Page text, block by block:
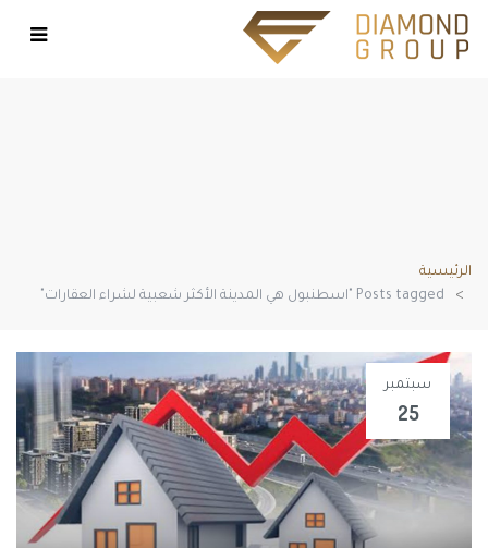
الرئيسية
Posts tagged "اسطنبول هي المدينة الأكثر شعبية لشراء العقارات"
سبتمبر
25
زيادة مبيعات العقارات في تركيا من قبل